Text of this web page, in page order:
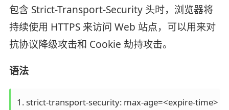
包含 Strict-Transport-Security 头时，浏览器将
持续使用 HTTPS 来访问 Web 站点，可以用来对
抗协议降级攻击和 Cookie 劫持攻击。
语法
1. strict-transport-security: max-age=<expire-time>